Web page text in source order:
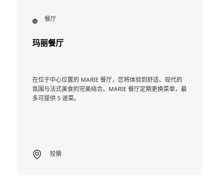
餐厅
玛丽餐厅
在位于中心位置的 MARIE 餐厅，您将体验到舒适、现代的
氛围与法式美食的完美结合。MARIE 餐厅定期更换菜单，最
多可提供 5 道菜。
狡猾